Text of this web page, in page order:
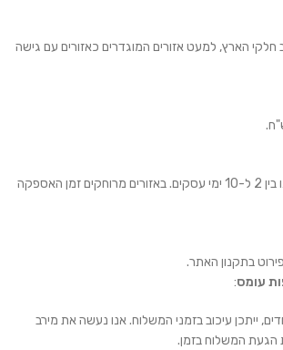
חלקי הארץ, למעט אזורים המוגדרים כאזורים עם גישה
זמן האספקה הממוצע הינו בין 2 ל-10 ימי עסקים. באזורים מרוחקים זמן האספקה
בתקנון האתר.
עומס:
ייתכן עיכוב בזמני המשלוח. אנו נעשה את מירב
הגעת המשלוח בזמן.